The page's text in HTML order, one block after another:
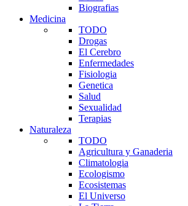
Biografias
Medicina
TODO
Drogas
El Cerebro
Enfermedades
Fisiologia
Genetica
Salud
Sexualidad
Terapias
Naturaleza
TODO
Agricultura y Ganaderia
Climatologia
Ecologismo
Ecosistemas
El Universo